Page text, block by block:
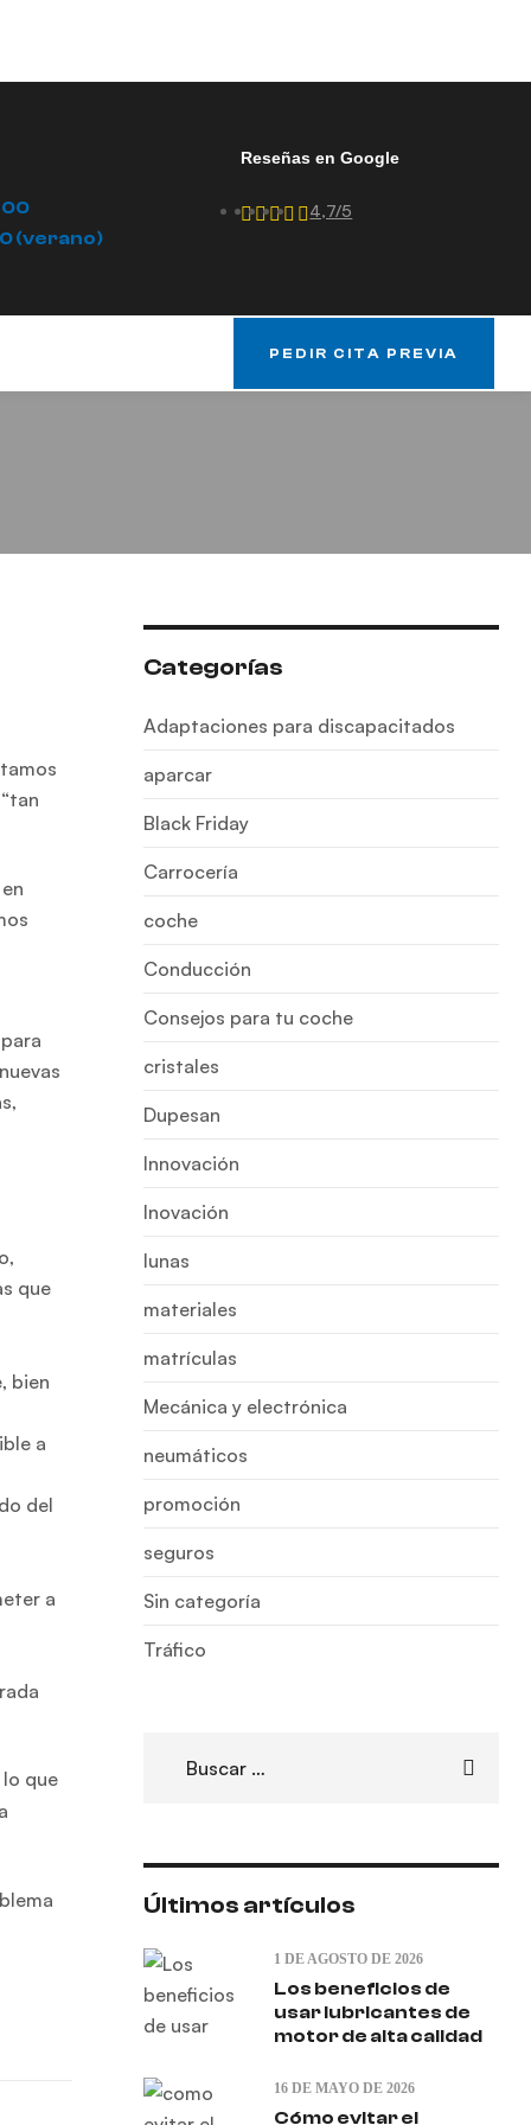
(verano)
Reseñas en Google
4,7/5
PEDIR CITA PREVIA
que
bien
a
del
a
que
Categorías
Adaptaciones para discapacitados
aparcar
Black Friday
Carrocería
coche
Conducción
Consejos para tu coche
cristales
Dupesan
Innovación
Inovación
lunas
materiales
matrículas
Mecánica y electrónica
neumáticos
promoción
seguros
Sin categoría
Tráfico
Últimos artículos
Los beneficios de
usar lubricantes de
motor de alta calidad
1 DE AGOSTO DE 2026
Cómo evitar el
16 DE MAYO DE 2026